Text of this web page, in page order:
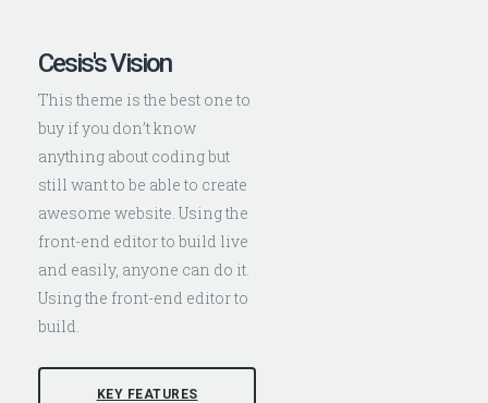
Cesis's Vision
This theme is the best one to
buy if you don’t know
anything about coding but
still want to be able to create
awesome website. Using the
front-end editor to build live
and easily, anyone can do it.
Using the front-end editor to
build.
KEY FEATURES